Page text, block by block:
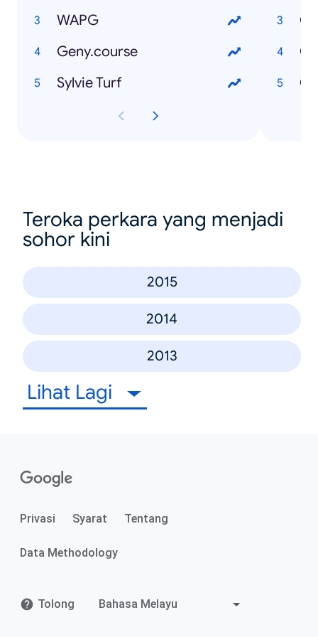
WAPG
Geny.course
Sylvie Turf
Teroka perkara yang menjadi
sohor kini
2015
2014
2013
Lihat Lagi
Privasi Syarat Tentang
Data Methodology
Tolong